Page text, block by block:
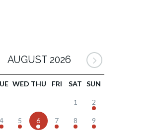
AUGUST 2026
WED THU FRI SAT SUN
1 2
4 5 6 7 8 9